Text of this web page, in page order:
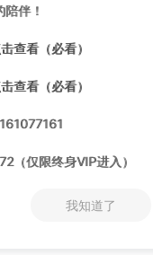
伴！
查看（必看）
查看（必看）
（仅限终身VIP进入）
我知道了